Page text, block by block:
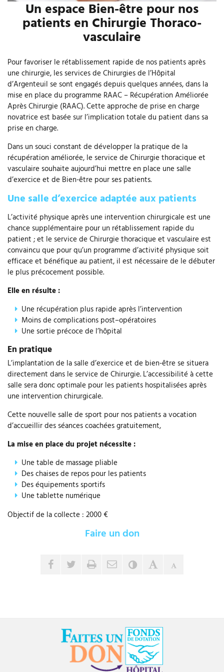
Un espace Bien-être pour nos
patients en Chirurgie Thoraco-
vasculaire
Pour favoriser le rétablissement rapide de nos patients après
une chirurgie, les services de Chirurgies de l’Hôpital
d’Argenteuil se sont engagés depuis quelques années, dans la
mise en place du programme RAAC – Récupération Améliorée
Après Chirurgie (RAAC). Cette approche de prise en charge
novatrice est basée sur l’implication totale du patient dans sa
prise en charge.
Dans un souci constant de développer la pratique de la
récupération améliorée, le service de Chirurgie thoracique et
vasculaire souhaite aujourd’hui mettre en place une salle
d’exercice et de Bien-être pour ses patients.
Une salle d’exercice adaptée aux patients
L’activité physique après une intervention chirurgicale est une
chance supplémentaire pour un rétablissement rapide du
patient ; et le service de Chirurgie thoracique et vasculaire est
convaincu que pour qu’un programme d’activité physique soit
efficace et bénéfique au patient, il est nécessaire de le débuter
le plus précocement possible.
Elle en résulte :
Une récupération plus rapide après l’intervention
Moins de complications post–opératoires
Une sortie précoce de l’hôpital
En pratique
L’implantation de la salle d’exercice et de bien-être se situera
directement dans le service de Chirurgie. L’accessibilité à cette
salle sera donc optimale pour les patients hospitalisées après
une intervention chirurgicale.
Cette nouvelle salle de sport pour nos patients a vocation
d’accueillir des séances coachées gratuitement,
La mise en place du projet nécessite :
Une table de massage pliable
Des chaises de repos pour les patients
Des équipements sportifs
Une tablette numérique
Objectif de la collecte : 2000 €
Faire un don
Partager sur Facebook
Partager sur Twitter
ImprimerEnvoyer par e-mail
ContrasteAgrandir le
Réduire le